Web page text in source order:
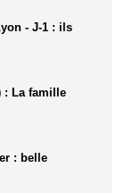
- J-1 : ils
: La famille
: belle